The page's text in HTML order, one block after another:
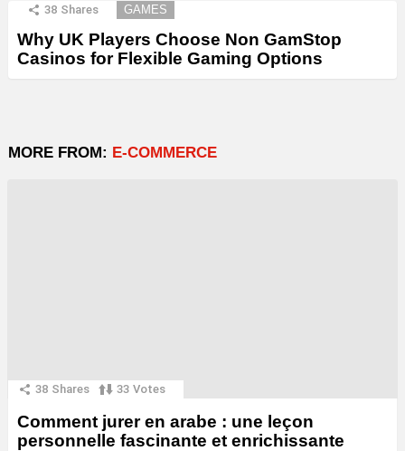
38 Shares GAMES
Why UK Players Choose Non GamStop
Casinos for Flexible Gaming Options
MORE FROM: E-COMMERCE
38 Shares 33 Votes
Comment jurer en arabe : une leçon
personnelle fascinante et enrichissante